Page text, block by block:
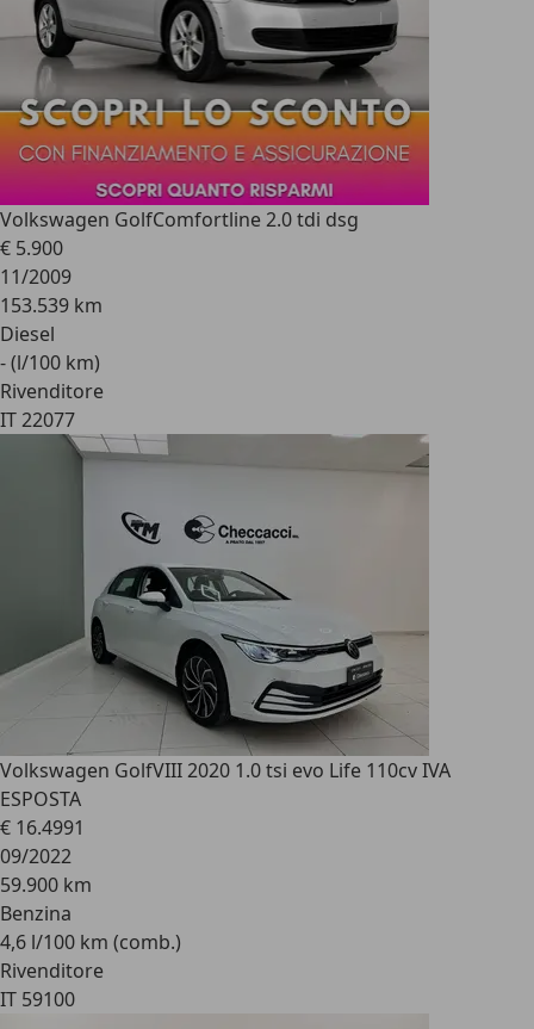
Volkswagen GolfComfortline 2.0 tdi dsg
€ 5.900
11/2009
153.539 km
Diesel
- (l/100 km)
Rivenditore
IT 22077
Volkswagen GolfVIII 2020 1.0 tsi evo Life 110cv IVA
ESPOSTA
€ 16.4991
09/2022
59.900 km
Benzina
4,6 l/100 km (comb.)
Rivenditore
IT 59100